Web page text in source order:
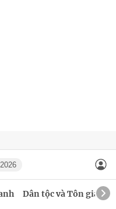
Dân tộc và Tôn giáo